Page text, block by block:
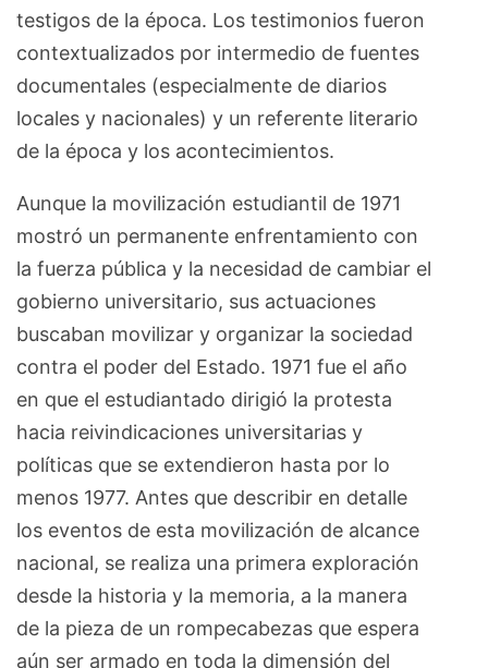
testigos de la época. Los testimonios fueron
contextualizados por intermedio de fuentes
documentales (especialmente de diarios
locales y nacionales) y un referente literario
de la época y los acontecimientos.
Aunque la movilización estudiantil de 1971
mostró un permanente enfrentamiento con
la fuerza pública y la necesidad de cambiar el
gobierno universitario, sus actuaciones
buscaban movilizar y organizar la sociedad
contra el poder del Estado. 1971 fue el año
en que el estudiantado dirigió la protesta
hacia reivindicaciones universitarias y
políticas que se extendieron hasta por lo
menos 1977. Antes que describir en detalle
los eventos de esta movilización de alcance
nacional, se realiza una primera exploración
desde la historia y la memoria, a la manera
de la pieza de un rompecabezas que espera
aún ser armado en toda la dimensión del